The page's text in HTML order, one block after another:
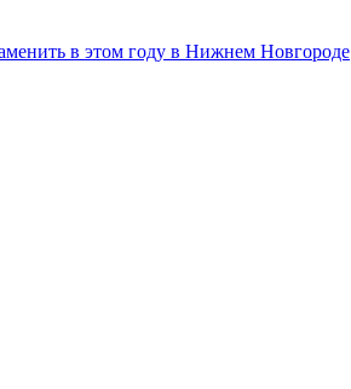
в этом году в Нижнем Новгороде